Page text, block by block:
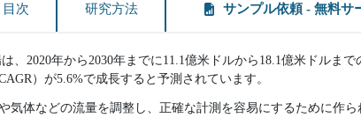
目次 研究方法 サンプル依頼 - 無料サ
、2020年から2030年までに11.1億米ドルから18.1億米ドルまで
）が5.6%で成長すると予測されています。
気体などの流量を調整し、正確な計測を容易にするために作